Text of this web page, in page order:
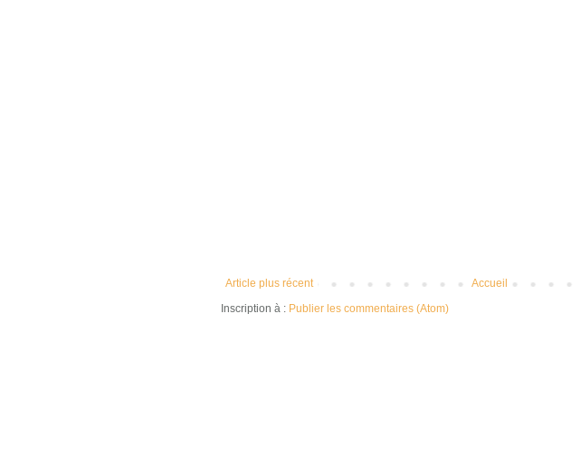
Article plus récent
Accueil
Inscription à : Publier les commentaires (Atom)